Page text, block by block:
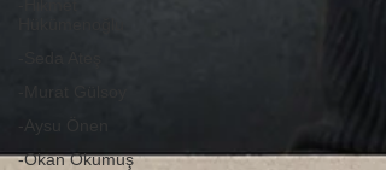
-Aysu Önen
-Okan Okumuş